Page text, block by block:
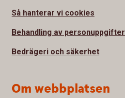
Så hanterar vi cookies
Behandling av personuppgifter
Bedrägeri och säkerhet
Om webbplatsen